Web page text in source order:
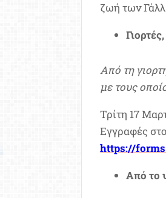
ζωή των
Από τη
με τους
Τρίτη 17
Εγγραφές
https://
Από το